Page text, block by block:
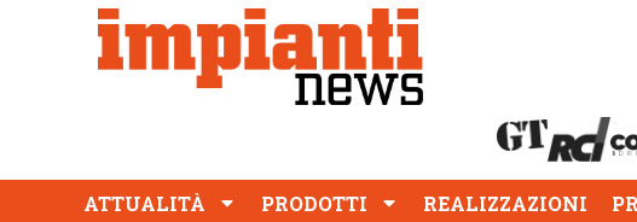
ATTUALITÀ PRODOTTI REALIZZAZIONI
PROFESSIONE
ATTUALITÀ PRODOTTI REALIZZAZIONI